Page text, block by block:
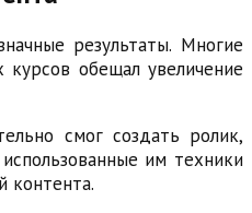
результаты. Многие
обещал увеличение
смог создать ролик,
им техники
контента.